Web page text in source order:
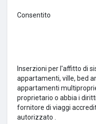
Consentito
Inserzioni per l'affitto di
appartamenti, ville, bed
appartamenti
proprietario o abbia i
fornitore di viaggi
autorizzato .